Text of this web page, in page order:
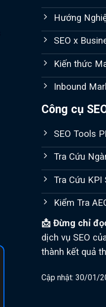
Hướng
SEO x
Kiến thức
Inbound
Công cụ
SEO Tools
Tra Cứu
Tra Cứu KPI
Kiểm Tra
📩 Đừng chỉ
dịch vụ SEO
thành kết quả
Cập nhật: 30/01/